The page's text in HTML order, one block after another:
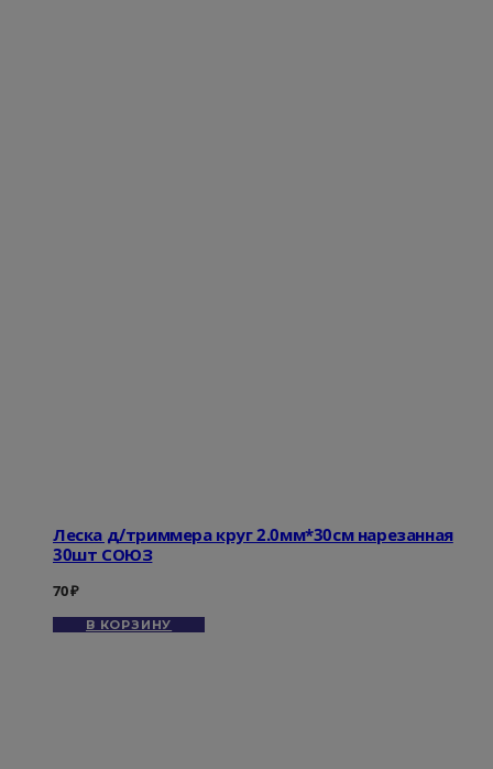
Леска д/триммера круг 2.0мм*30см нарезанная
30шт СОЮЗ
70₽
В КОРЗИНУ